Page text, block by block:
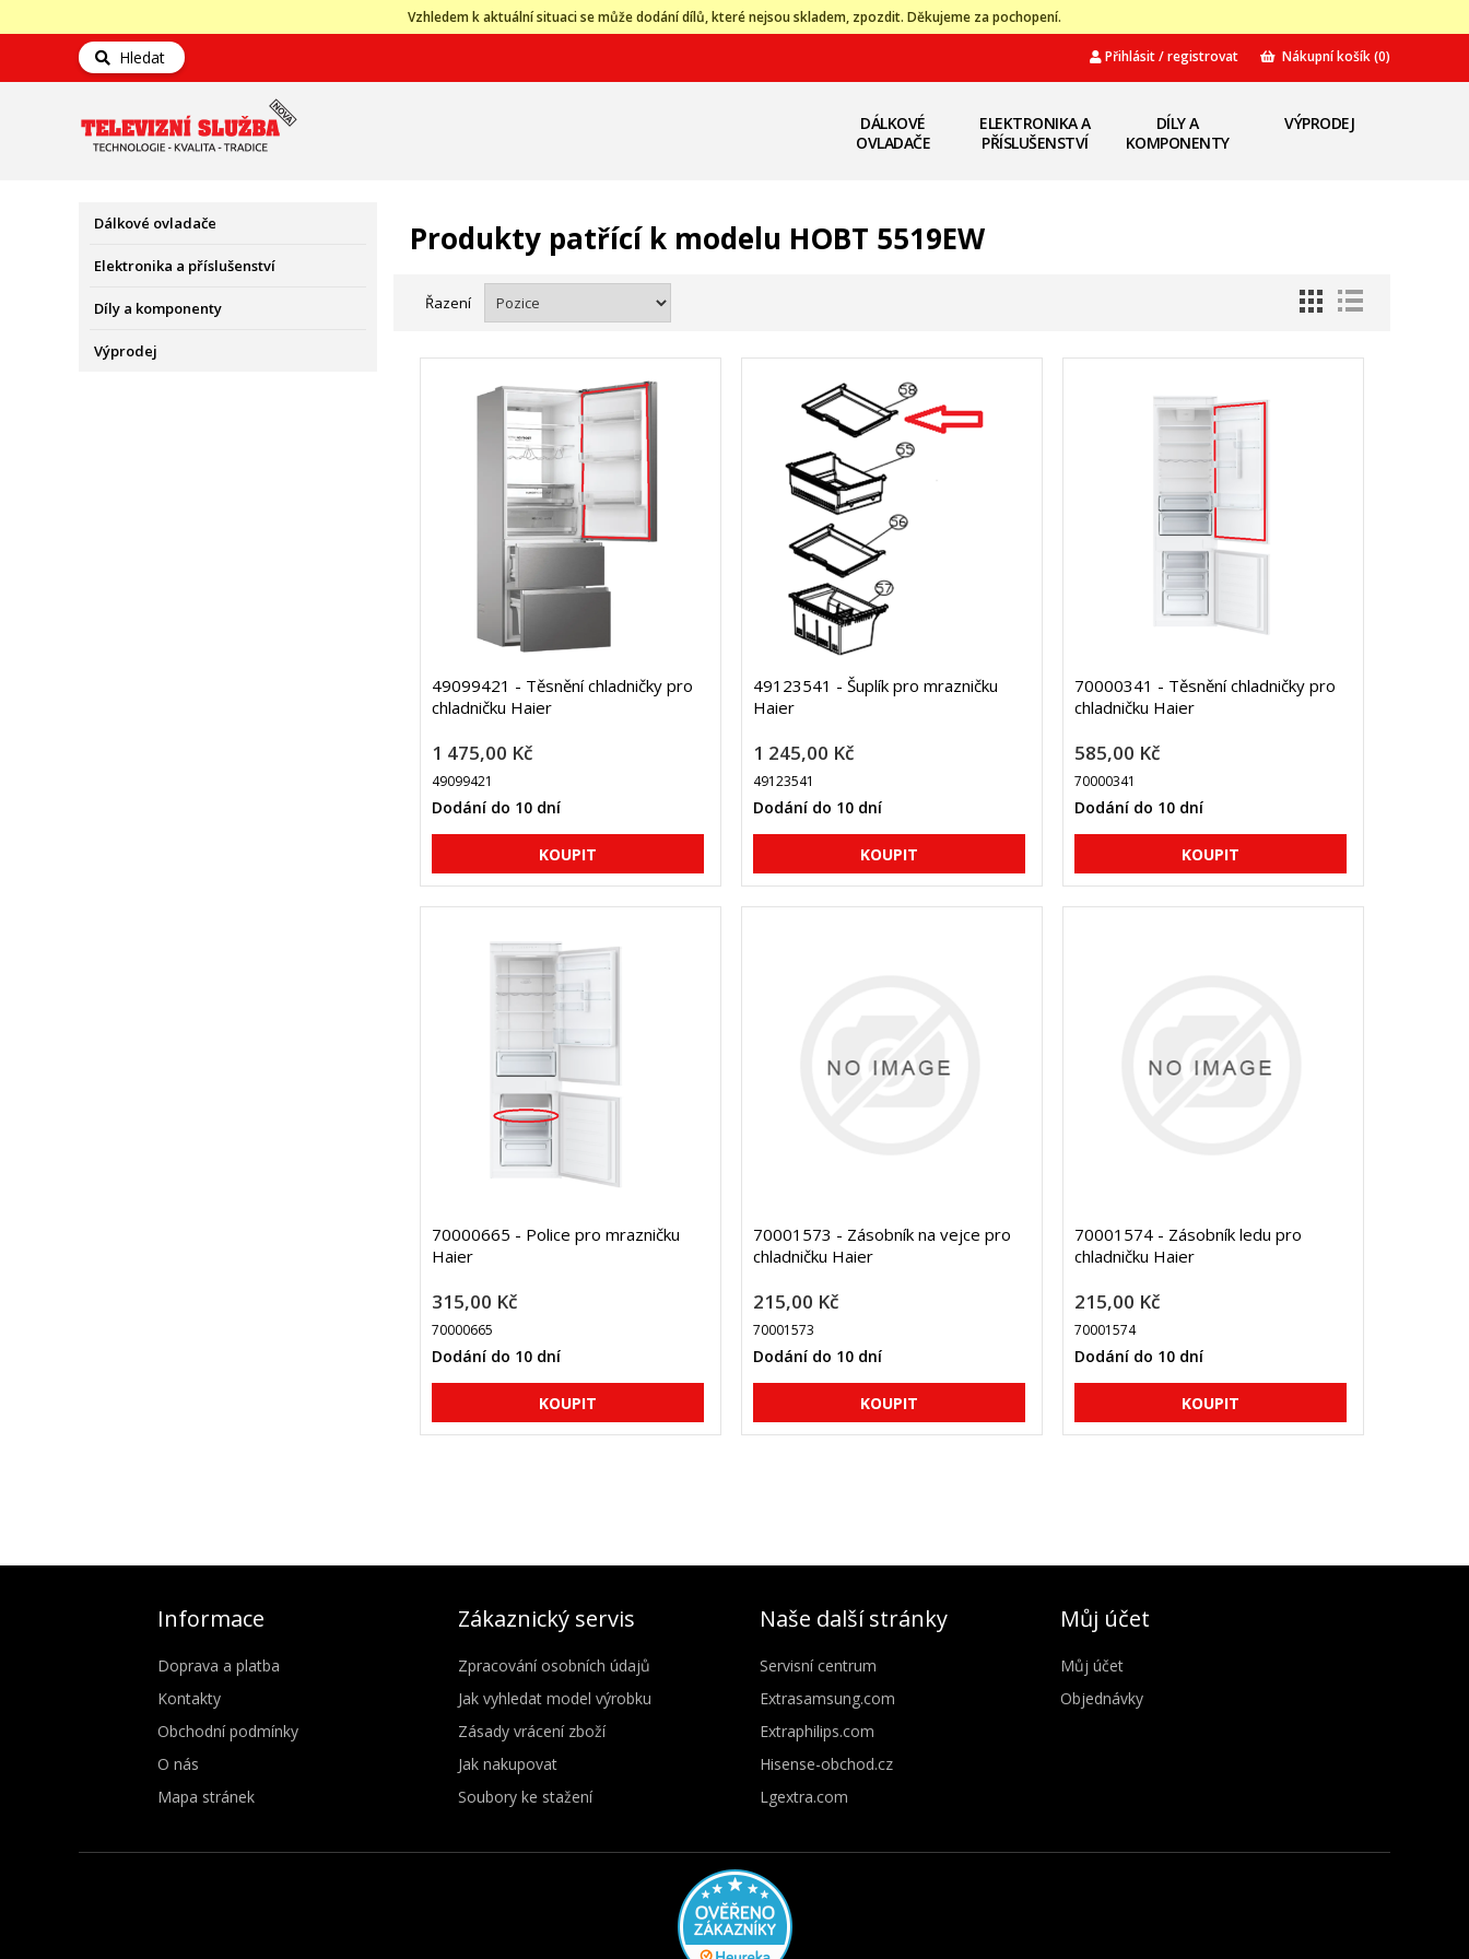
Vzhledem k aktuální situaci se může dodání dílů, které nejsou skladem, zpozdit. Děkujeme za pochopení.
Hledat Přihlásit / registrovat Nákupní košík(0)
DÁLKOVÉ
OVLADAČE
ELEKTRONIKA A
PŘÍSLUŠENSTVÍ
DÍLY A
KOMPONENTY
VÝPRODEJ
Dálkové ovladače
Elektronika a příslušenství
Díly a komponenty
Výprodej
Produkty patřící k modelu HOBT 5519EW
Řazení
49099421 - Těsnění chladničky pro
chladničku Haier
1 475,00 Kč
49099421
Dodání do 10 dní
49123541 - Šuplík pro mrazničku
Haier
1 245,00 Kč
49123541
Dodání do 10 dní
70000341 - Těsnění chladničky pro
chladničku Haier
585,00 Kč
70000341
Dodání do 10 dní
70000665 - Police pro mrazničku
Haier
315,00 Kč
70000665
Dodání do 10 dní
70001573 - Zásobník na vejce pro
chladničku Haier
215,00 Kč
70001573
Dodání do 10 dní
70001574 - Zásobník ledu pro
chladničku Haier
215,00 Kč
70001574
Dodání do 10 dní
Informace
Doprava a platba
Kontakty
Obchodní podmínky
O nás
Mapa stránek
Zákaznický servis
Zpracování osobních údajů
Jak vyhledat model výrobku
Zásady vrácení zboží
Jak nakupovat
Soubory ke stažení
Naše další stránky
Servisní centrum
Extrasamsung.com
Extraphilips.com
Hisense-obchod.cz
Lgextra.com
Můj účet
Můj účet
Objednávky